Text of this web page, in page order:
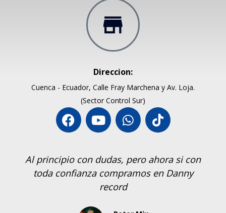
Direccion:
Cuenca - Ecuador, Calle Fray Marchena y Av. Loja.
(Sector Control Sur)
Al principio con dudas, pero ahora si con
toda confianza compramos en Danny
record